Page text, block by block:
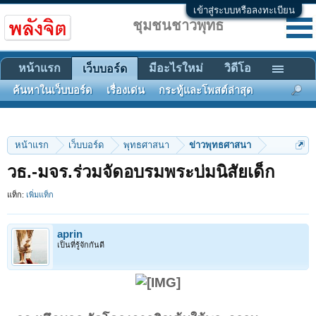
เข้าสู่ระบบหรือลงทะเบียน
หน้าแรก เว็บบอร์ด พุทธศาสนา ข่าวพุทธศาสนา
วธ.-มจร.ร่วมจัดอบรมพระบ่มนิสัยเด็ก
แท็ก: เพิ่มแท็ก
aprin
เป็นที่รู้จักกันดี
ชุมชนชาวพุทธ
หน้าแรก เว็บบอร์ด
ค้นหาในเว็บบอร์ด เรื่องเด่น กระทู้และโพสต์ล่าสุด
มีอะไรใหม่ วิดีโอ